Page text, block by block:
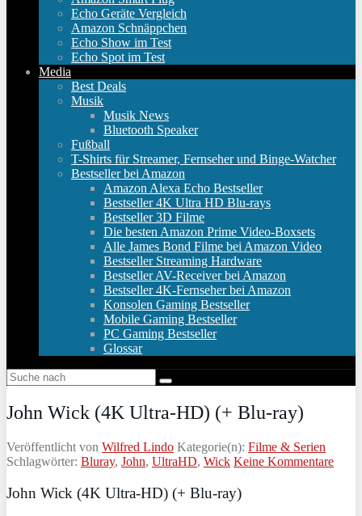
Echo Geräte Vergleich
Amazon Schnäppchen
Echo Show im Test
Echo Spot im Test
Media
Best Deals
Musik
Musik News
Bluetooth Speaker
Fußball
T-Shirts für Streamer, Fernseher und Binge-Watcher
Bestseller bei Amazon
Amazon Alexa Echo Bestseller
Bestseller 4K Ultra HD Blu-rays
Bestseller 3D Filme
Die besten Amazon Prime Video-Boxsets
Alle James Bond Filme bei Amazon Video
Bestseller Streaming Hardware
Bestseller AV-Receiver bei Amazon
Bestseller 4K-Fernseher bei Amazon
Konsolen Gaming Bestseller
Mobile Gaming Bestseller
PC Gaming Bestseller
Glossar
John Wick (4K Ultra-HD) (+ Blu-ray)
Veröffentlicht von Wilfred Lindo Kategorie(n): Filme & Serien
Schlagwörter: Bluray, John, UltraHD, Wick Keine Kommentare
John Wick (4K Ultra-HD) (+ Blu-ray)